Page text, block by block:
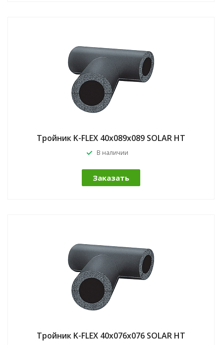
Тройник K-FLEX 40x089x089 SOLAR HT
В наличии
Заказать
Тройник K-FLEX 40x076x076 SOLAR HT